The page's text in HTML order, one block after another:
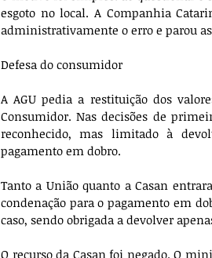
esgoto no local. A Companhia
administrativamente o erro e parou
Defesa do consumidor
A AGU pedia a restituição dos
Consumidor. Nas decisões de
reconhecido, mas limitado à
pagamento em dobro.
Tanto a União quanto a Casan
condenação para o pagamento em
caso, sendo obrigada a devolver
O recurso da Casan foi negado. O